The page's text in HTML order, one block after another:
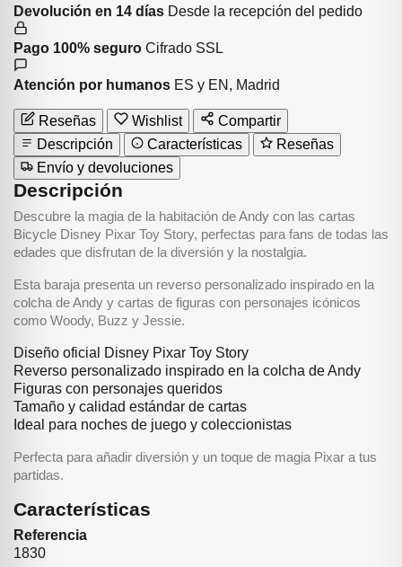
Devolución en 14 días Desde la recepción del pedido
Pago 100% seguro Cifrado SSL
Atención por humanos ES y EN, Madrid
Reseñas Wishlist
Compartir
Descripción
Características
Reseñas
Envío y devoluciones
Descripción
Descubre la magia de la habitación de Andy con las cartas
Bicycle Disney Pixar Toy Story, perfectas para fans de todas las
edades que disfrutan de la diversión y la nostalgia.
Esta baraja presenta un reverso personalizado inspirado en la
colcha de Andy y cartas de figuras con personajes icónicos
como Woody, Buzz y Jessie.
Diseño oficial Disney Pixar Toy Story
Reverso personalizado inspirado en la colcha de Andy
Figuras con personajes queridos
Tamaño y calidad estándar de cartas
Ideal para noches de juego y coleccionistas
Perfecta para añadir diversión y un toque de magia Pixar a tus
partidas.
Características
Referencia
1830